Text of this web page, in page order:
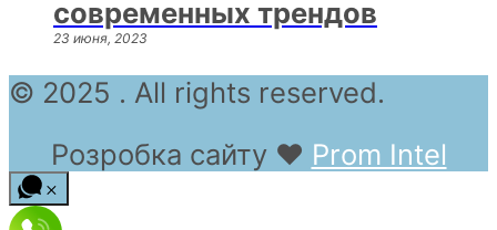
современных трендов
23 июня, 2023
© 2025 . All rights reserved.
Розробка сайту ❤ Prom Intel